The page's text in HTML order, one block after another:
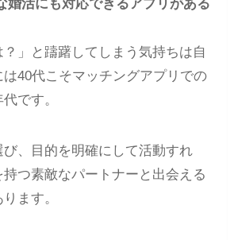
婚活にも対応できるアプリがある
？」と躊躇してしまう気持ちは自
40代こそマッチングアプリでの
です。
、目的を明確にして活動すれ
つ素敵なパートナーと出会える
ます。